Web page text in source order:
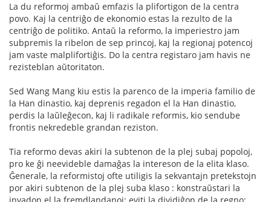
La du reformoj ambaŭ emfazis la plifortigon de la centra
povo. Kaj la centriĝo de ekonomio estas la rezulto de la
centriĝo de politiko. Antaŭ la reformo, la imperiestro jam
subpremis la ribelon de sep princoj, kaj la regionaj potencoj
jam vaste malplifortiĝis. Do la centra registaro jam havis ne
rezisteblan aŭtoritaton.
Sed Wang Mang kiu estis la parenco de la imperia familio de
la Han dinastio, kaj deprenis regadon el la Han dinastio,
perdis la laŭleĝecon, kaj li radikale reformis, kio sendube
frontis nekredeble grandan reziston.
Tia reformo devas akiri la subtenon de la plej subaj popoloj,
pro ke ĝi neevideble damaĝas la intereson de la elita klaso.
Ĝenerale, la reformistoj ofte utiligis la sekvantajn pretekstojn
por akiri subtenon de la plej suba klaso : konstraŭstari la